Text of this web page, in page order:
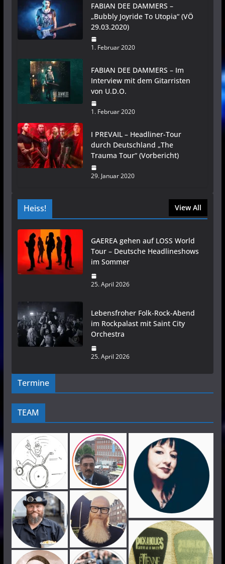
FABIAN DEE DAMMERS –
„Bubbly Joyride To Utopia“ (VÖ
29.03.2020)
1. Februar 2020
FABIAN DEE DAMMERS – Im
Interview mit dem Gitarristen
von U.D.O.
1. Februar 2020
I PREVAIL – Headliner-Tour
durch Deutschland „The
Trauma Tour“ (Vorbericht)
29. Januar 2020
Heiss! View All
GAEREA gehen auf LOSS World
Tour – Deutsche Headlineshows
im Sommer
25. April 2026
Lebensfroher Folk-Rock-Abend
im Rockpalast mit Saint City
Orchestra
25. April 2026
Termine
TEAM